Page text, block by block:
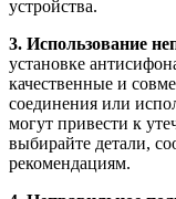
устройства.
3. Использование
установке
качественные и
соединения или
могут привести к
выбирайте детали,
рекомендациям.